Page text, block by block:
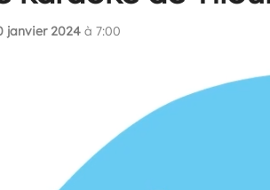
janvier 2024 à 7:00